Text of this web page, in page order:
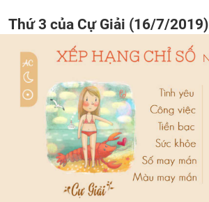
Thứ 3 của Cự Giải (16/7/2019)